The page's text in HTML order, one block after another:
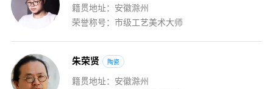
籍贯地址：安徽滁州
荣誉称号：市级工艺美术大师
朱荣贤 陶瓷
籍贯地址：安徽滁州